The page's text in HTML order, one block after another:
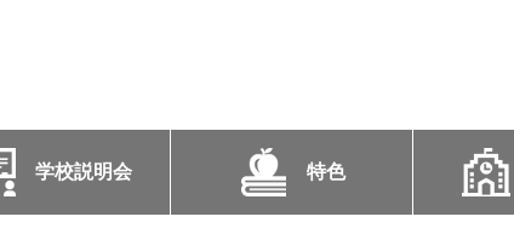
学校説明会 特色